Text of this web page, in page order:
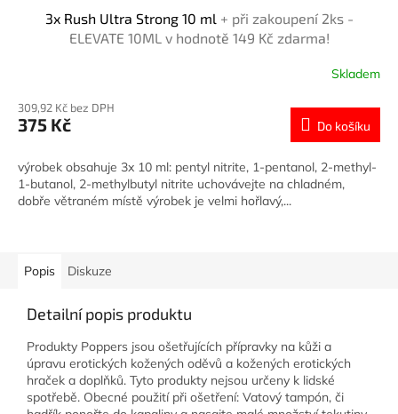
3x Rush Ultra Strong 10 ml + při zakoupení 2ks -
ELEVATE 10ML v hodnotě 149 Kč zdarma!
Skladem
309,92 Kč bez DPH
375 Kč Do košíku
výrobek obsahuje 3x 10 ml: pentyl nitrite, 1-pentanol, 2-methyl-
1-butanol, 2-methylbutyl nitrite uchovávejte na chladném,
dobře větraném místě výrobek je velmi hořlavý,...
Popis Diskuze
Detailní popis produktu
Produkty Poppers jsou ošetřujících přípravky na kůži a
úpravu erotických kožených oděvů a kožených erotických
hraček a doplňků. Tyto produkty nejsou určeny k lidské
spotřebě. Obecné použití při ošetření: Vatový tampón, či